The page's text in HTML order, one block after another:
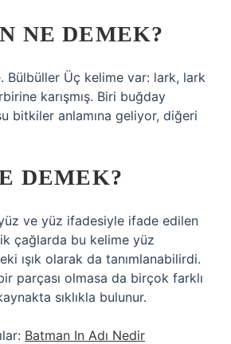
NE DEMEK?
Bülbüller Üç kelime var: lark, lark
karışmış. Biri buğday
bitkiler anlamına geliyor, diğeri
DEMEK?
ve yüz ifadesiyle ifade edilen
çağlarda bu kelime yüz
ışık olarak da tanımlanabilirdi.
parçası olmasa da birçok farklı
sıklıkla bulunur.
Batman In Adı Nedir